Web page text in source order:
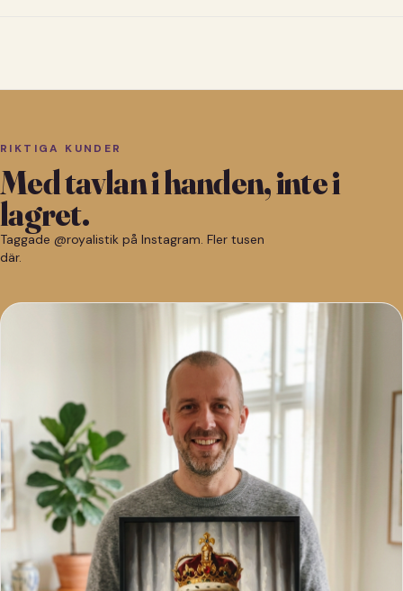
RIKTIGA KUNDER
Med tavlan i handen, inte i
lagret.
Taggade @royalistik på Instagram. Fler tusen
där.